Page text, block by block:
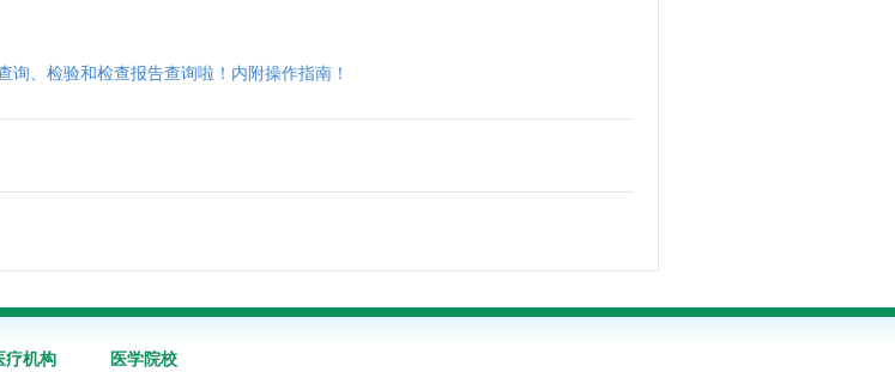
询、检验和检查报告查询啦！内附操作指南！
疗机构 医学院校